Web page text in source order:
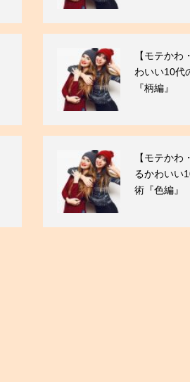
【モテかわ
わいい10代
『柄編』
【モテかわ
るかわいい
術『色編』